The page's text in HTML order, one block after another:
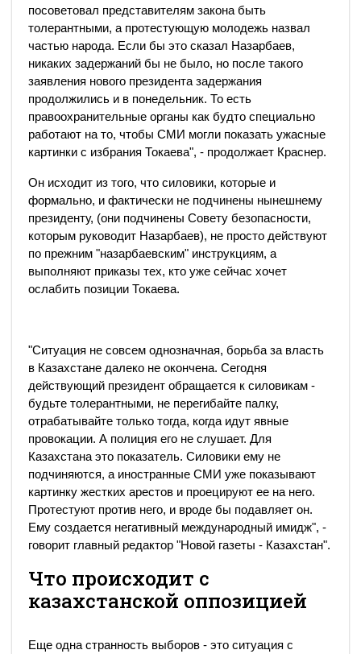
посоветовал представителям закона быть
толерантными, а протестующую молодежь назвал
частью народа. Если бы это сказал Назарбаев,
никаких задержаний бы не было, но после такого
заявления нового президента задержания
продолжились и в понедельник. То есть
правоохранительные органы как будто специально
работают на то, чтобы СМИ могли показать ужасные
картинки с избрания Токаева", - продолжает Краснер.
Он исходит из того, что силовики, которые и
формально, и фактически не подчинены нынешнему
президенту, (они подчинены Совету безопасности,
которым руководит Назарбаев), не просто действуют
по прежним "назарбаевским" инструкциям, а
выполняют приказы тех, кто уже сейчас хочет
ослабить позиции Токаева.
"Ситуация не совсем однозначная, борьба за власть
в Казахстане далеко не окончена. Сегодня
действующий президент обращается к силовикам -
будьте толерантными, не перегибайте палку,
отрабатывайте только тогда, когда идут явные
провокации. А полиция его не слушает. Для
Казахстана это показатель. Силовики ему не
подчиняются, а иностранные СМИ уже показывают
картинку жестких арестов и проецируют ее на него.
Протестуют против него, и вроде бы подавляет он.
Ему создается негативный международный имидж", -
говорит главный редактор "Новой газеты - Казахстан".
Что происходит с
казахстанской оппозицией
Еще одна странность выборов - это ситуация с